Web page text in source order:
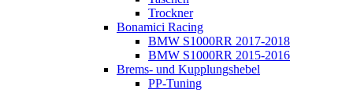
Trockner
Bonamici Racing
BMW S1000RR 2017-2018
BMW S1000RR 2015-2016
Brems- und Kupplungshebel
PP-Tuning